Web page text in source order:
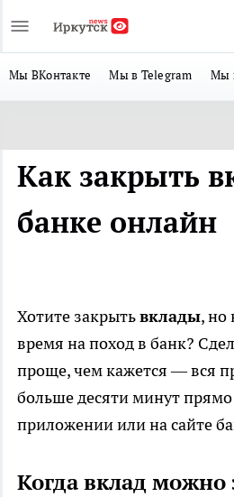
Мы ВКонтакте Мы в Telegram Мы
Как закрыть
банке онлайн
Хотите закрытьвклады, но
время на поход в банк?
проще, чем кажется — вся
больше десяти минут
приложении или на сайте
Когда вклад можно